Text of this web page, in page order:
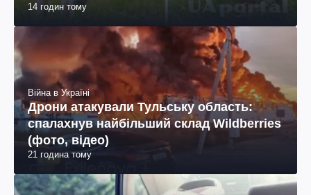
14 годин тому
Війна в Україні
Дрони атакували Тульську область:
спалахнув найбільший склад Wildberries
(фото, відео)
21 година тому